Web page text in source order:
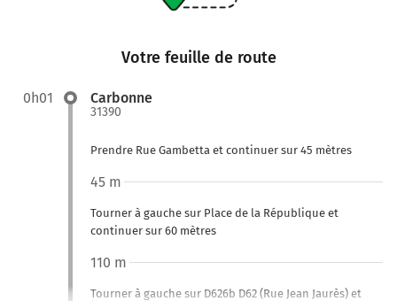
Votre feuille de route
0h01 Carbonne
31390
Prendre Rue Gambetta et continuer sur 45 mètres
Tourner à gauche sur Place de la République et
continuer sur 60 mètres
45 m
Tourner à gauche sur D626b D62 (Rue Jean Jaurès) et
110 m